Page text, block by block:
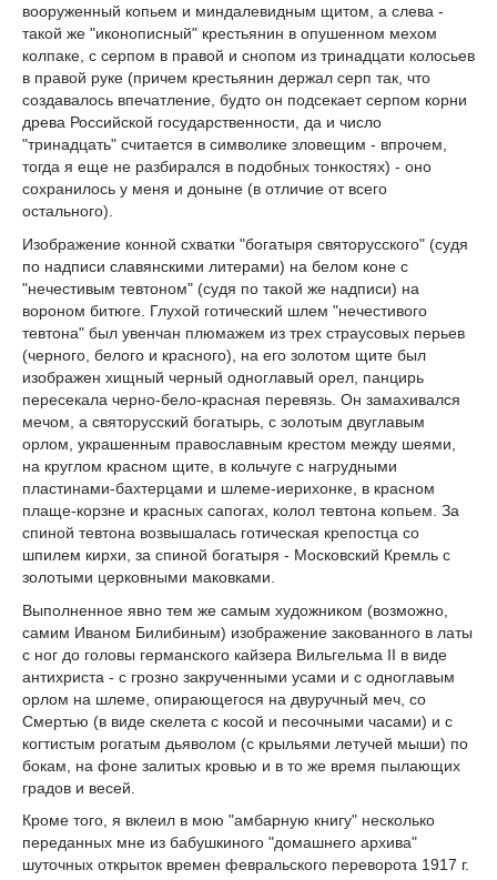
вооруженный копьем и миндалевидным щитом, а слева -
такой же "иконописный" крестьянин в опушенном мехом
колпаке, с серпом в правой и снопом из тринадцати колосьев
в правой руке (причем крестьянин держал серп так, что
создавалось впечатление, будто он подсекает серпом корни
древа Российской государственности, да и число
"тринадцать" считается в символике зловещим - впрочем,
тогда я еще не разбирался в подобных тонкостях) - оно
сохранилось у меня и доныне (в отличие от всего
остального).
Изображение конной схватки "богатыря святорусского" (судя
по надписи славянскими литерами) на белом коне с
"нечестивым тевтоном" (судя по такой же надписи) на
вороном битюге. Глухой готический шлем "нечестивого
тевтона" был увенчан плюмажем из трех страусовых перьев
(черного, белого и красного), на его золотом щите был
изображен хищный черный одноглавый орел, панцирь
пересекала черно-бело-красная перевязь. Он замахивался
мечом, а святорусский богатырь, с золотым двуглавым
орлом, украшенным православным крестом между шеями,
на круглом красном щите, в кольчуге с нагрудными
пластинами-бахтерцами и шлеме-иерихонке, в красном
плаще-корзне и красных сапогах, колол тевтона копьем. За
спиной тевтона возвышалась готическая крепостца со
шпилем кирхи, за спиной богатыря - Московский Кремль с
золотыми церковными маковками.
Выполненное явно тем же самым художником (возможно,
самим Иваном Билибиным) изображение закованного в латы
с ног до головы германского кайзера Вильгельма II в виде
антихриста - с грозно закрученными усами и с одноглавым
орлом на шлеме, опирающегося на двуручный меч, со
Смертью (в виде скелета с косой и песочными часами) и с
когтистым рогатым дьяволом (с крыльями летучей мыши) по
бокам, на фоне залитых кровью и в то же время пылающих
градов и весей.
Кроме того, я вклеил в мою "амбарную книгу" несколько
переданных мне из бабушкиного "домашнего архива"
шуточных открыток времен февральского переворота 1917 г.